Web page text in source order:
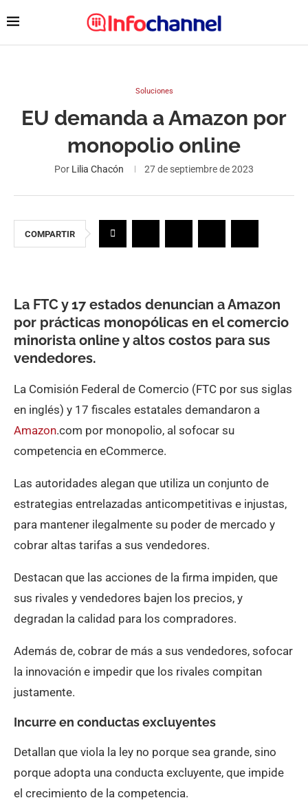
Soluciones
EU demanda a Amazon por
monopolio online
Por Lilia Chacón 27 de septiembre de 2023
COMPARTIR
La FTC y 17 estados denuncian a Amazon
por prácticas monopólicas en el comercio
minorista online y altos costos para sus
vendedores.
La Comisión Federal de Comercio (FTC por sus siglas
en inglés) y 17 fiscales estatales demandaron a
Amazon.com por monopolio, al sofocar su
competencia en eCommerce.
Las autoridades alegan que utiliza un conjunto de
estrategias entrelazadas anticompetitivas e injustas,
para mantener ilegalmente su poder de mercado y
cobrar altas tarifas a sus vendedores.
Destacan que las acciones de la firma impiden, que
sus rivales y vendedores bajen los precios, y
degradan la calidad para los compradores.
Además de, cobrar de más a sus vendedores, sofocar
la innovación e impedir que los rivales compitan
justamente.
Incurre en conductas excluyentes
Detallan que viola la ley no porque sea grande, sino
porque adopta una conducta excluyente, que impide
el crecimiento de la competencia.